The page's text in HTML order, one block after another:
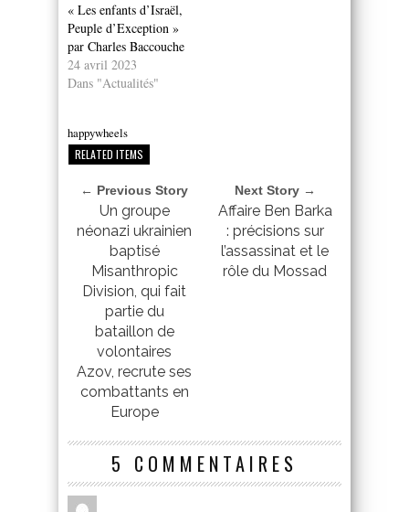
« Les enfants d’Israël,
Peuple d’Exception »
par Charles Baccouche
24 avril 2023
Dans "Actualités"
happywheels
RELATED ITEMS
← Previous Story
Un groupe
néonazi ukrainien
baptisé
Misanthropic
Division, qui fait
partie du
bataillon de
volontaires
Azov, recrute ses
combattants en
Europe
Next Story →
Affaire Ben Barka
: précisions sur
l’assassinat et le
rôle du Mossad
5 COMMENTAIRES